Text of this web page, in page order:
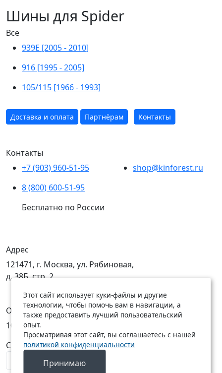
Шины для Spider
Все
939E [2005 - 2010]
916 [1995 - 2005]
105/115 [1966 - 1993]
Доставка и оплата Партнёрам Контакты
Контакты
+7 (903) 960-51-95
8 (800) 600-51-95
Бесплатно по России
shop@kinforest.ru
Адрес
121471, г. Москва, ул. Рябиновая,
д. 38Б, стр. 2
Открыты
10:00 — 19:00
C Пн по Пт
C Сб по Вс
Этот сайт использует куки-файлы и другие
технологии, чтобы помочь вам в навигации, а
также предоставить лучший пользовательский
опыт.
Просматривая этот сайт, вы соглашаетесь с нашей
политикой конфиденциальности
Принимаю